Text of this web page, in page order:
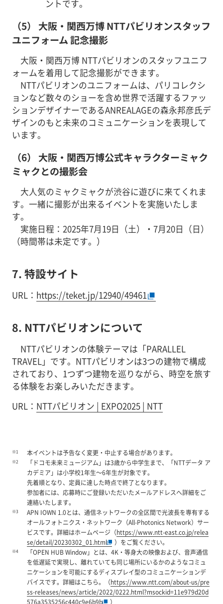
ントです。
（5） 大阪・関西万博 NTTパビリオンスタッフ
ユニフォーム 記念撮影
大阪・関西万博 NTTパビリオンのスタッフユニフ
ォームを着用して記念撮影ができます。
NTTパビリオンのユニフォームは、パリコレクシ
ョンなど数々のショーを含め世界で活躍するファッ
ションデザイナーであるANREALAGEの森永邦彦氏デ
ザインのもと未来のコミュニケーションを表現して
います。
（6） 大阪・関西万博公式キャラクターミャク
ミャクとの撮影会
大人気のミャクミャクが渋谷に遊びに来てくれま
す。一緒に撮影が出来るイベントを実施いたしま
す。
実施日程：2025年7月19日（土）・7月20日（日）
（時間帯は未定です。）
7. 特設サイト
URL： https://teket.jp/12940/49461
8. NTTパビリオンについて
NTTパビリオンの体験テーマは「PARALLEL
TRAVEL」です。NTTパビリオンは3つの建物で構成
されており、1つずつ建物を巡りながら、時空を旅す
る体験をお楽しみいただきます。
URL： NTTパビリオン | EXPO2025 | NTT
※1 本イベントは予告なく変更・中止する場合があります。
※2
「ドコモ未来ミュージアム」は3歳から中学生まで、「NTTデータ ア
カデミア」は小学校1年生～6年生が対象です。
先着順となり、定員に達した時点で終了となります。
参加者には、応募時にご登録いただいたメールアドレスへ詳細をご
連絡いたします。
※3
APN IOWN 1.0とは、通信ネットワークの全区間で光波長を専有する
オールフォトニクス・ネットワーク（All-Photonics Network）サー
ビスです。詳細はホームページ（https://www.ntt-east.co.jp/relea
se/detail/20230302_01.html
）をご覧ください。
※4
「OPEN HUB Window」とは、4K・等身大の映像および、音声通信
を低遅延で実現し、離れていても同じ場所にいるかのようなコミュ
ニケーションを可能にするディスプレイ型のコミュニケーションデ
バイスです。詳細はこちら。（https://www.ntt.com/about-us/pre
ss-releases/news/article/2022/0222.html?msockid=11e979d20d
576a3535256c440c9e6b9b
）